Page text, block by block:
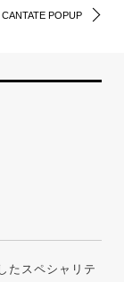
CANTATE POPUP
たスペシャリテ